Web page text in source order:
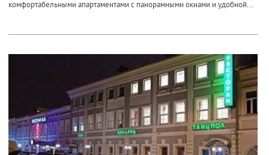
комфортабельными апартаментами с панорамными окнами и удобной...